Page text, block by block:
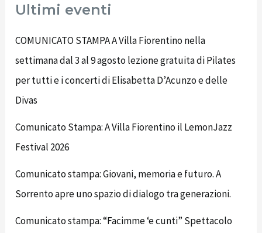
Ultimi eventi
COMUNICATO STAMPA A Villa Fiorentino nella
settimana dal 3 al 9 agosto lezione gratuita di Pilates
per tutti e i concerti di Elisabetta D’Acunzo e delle
Divas
Comunicato Stampa: A Villa Fiorentino il LemonJazz
Festival 2026
Comunicato stampa: Giovani, memoria e futuro. A
Sorrento apre uno spazio di dialogo tra generazioni.
Comunicato stampa: “Facimme ‘e cunti” Spettacolo